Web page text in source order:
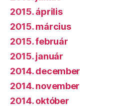
2015. április
2015. március
2015. február
2015. január
2014. december
2014. november
2014. október